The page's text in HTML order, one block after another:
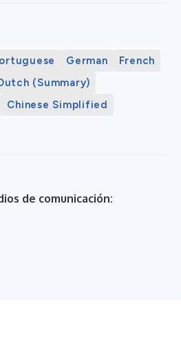
German
French
(Summary)
Chinese Simplified
de comunicación: